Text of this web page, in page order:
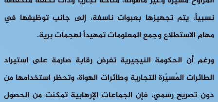
نسبياً، يتم تجهيزها بعبوات ناسفة، إلى جانب توظيفها في
مهام الاستطلاع وجمع المعلومات تمهيداً لهجمات برية.
ورغم أن الحكومة النيجيرية تفرض رقابة صارمة على استيراد
الطائرات المُسيّرة التجارية وطائرات الهواة، وتحظر استخدامها من
دون تصريح رسمي، فإن الجماعات الإرهابية تمكنت من الحصول